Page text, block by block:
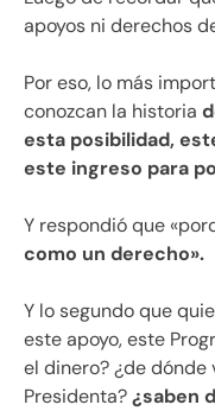
apoyos ni derechos
Por eso, lo más
conozcan la historia
esta posibilidad,
este ingreso para
Y respondió que
como un derecho».
Y lo segundo que
este apoyo, este
el dinero? ¿de dónde
Presidenta?¿saben